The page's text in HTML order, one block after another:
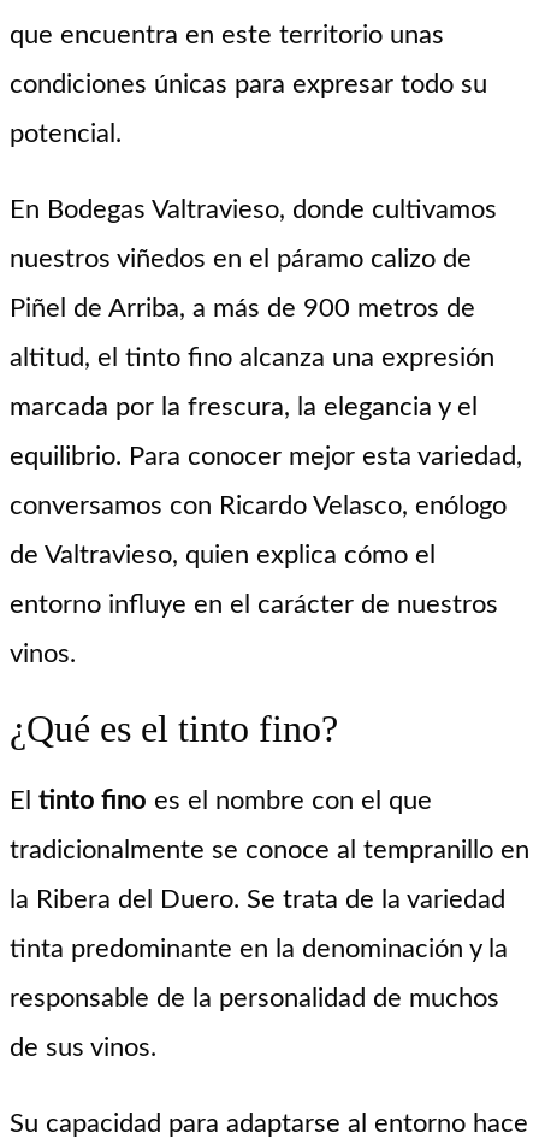
que encuentra en este territorio unas
condiciones únicas para expresar todo su
potencial.
En Bodegas Valtravieso, donde cultivamos
nuestros viñedos en el páramo calizo de
Piñel de Arriba, a más de 900 metros de
altitud, el tinto fino alcanza una expresión
marcada por la frescura, la elegancia y el
equilibrio. Para conocer mejor esta variedad,
conversamos con Ricardo Velasco, enólogo
de Valtravieso, quien explica cómo el
entorno influye en el carácter de nuestros
vinos.
¿Qué es el tinto fino?
El tinto fino es el nombre con el que
tradicionalmente se conoce al tempranillo en
la Ribera del Duero. Se trata de la variedad
tinta predominante en la denominación y la
responsable de la personalidad de muchos
de sus vinos.
Su capacidad para adaptarse al entorno hace